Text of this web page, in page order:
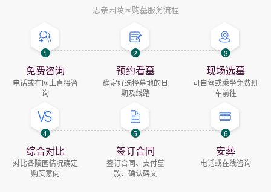
思亲园陵园购墓服务流程
1
免费咨询
电话或在网上直接咨
询
2
预约看墓
确定好选择墓地的日
期及线路
3
现场选墓
可自驾或乘坐免费班
车前往
4
综合对比
对比各陵园情况确定
购买意向
5
签订合同
签订合同、支付墓
款、确认碑文
6
安葬
电话或在线咨询